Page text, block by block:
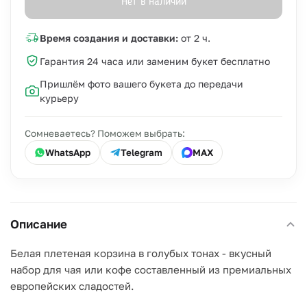
Время создания и доставки: от 2 ч.
Гарантия 24 часа или заменим букет бесплатно
Пришлём фото вашего букета до передачи
курьеру
Сомневаетесь? Поможем выбрать:
WhatsApp
Telegram MAX
Описание
Белая плетеная корзина в голубых тонах - вкусный
набор для чая или кофе составленный из премиальных
европейских сладостей.